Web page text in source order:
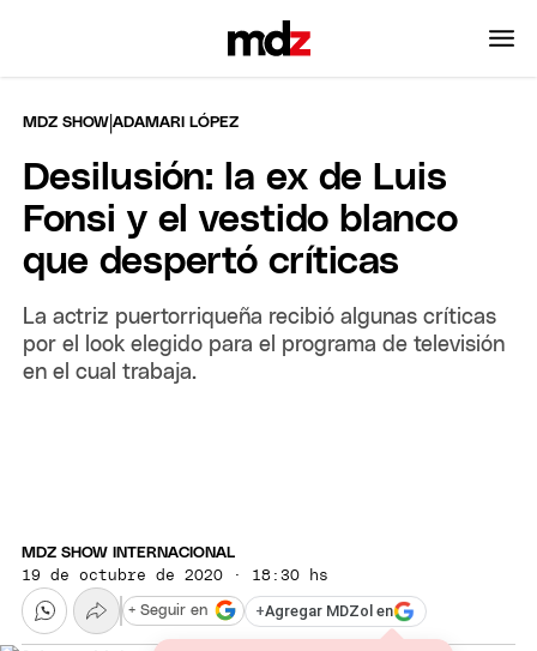
MDZ SHOW |ADAMARI LÓPEZ
Desilusión: la ex de Luis
Fonsi y el vestido blanco
que despertó críticas
La actriz puertorriqueña recibió algunas críticas
por el look elegido para el programa de televisión
en el cual trabaja.
MDZ SHOW INTERNACIONAL
19 de octubre de 2020 · 18:30 hs
+Agregar MDZol en
+ Seguir en